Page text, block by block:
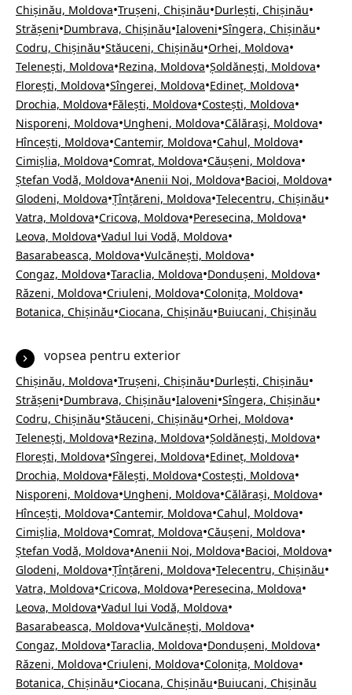
Chișinău, Moldova•Trușeni, Chișinău•Durlești, Chișinău•
Strășeni•Dumbrava, Chișinău•Ialoveni•Sîngera, Chișinău•
Codru, Chișinău•Stăuceni, Chișinău•Orhei, Moldova•
Telenești, Moldova•Rezina, Moldova•Șoldănești, Moldova•
Florești, Moldova•Sîngerei, Moldova•Edineț, Moldova•
Drochia, Moldova•Fălești, Moldova•Costești, Moldova•
Nisporeni, Moldova•Ungheni, Moldova•Călărași, Moldova•
Hîncești, Moldova•Cantemir, Moldova•Cahul, Moldova•
Cimișlia, Moldova•Comrat, Moldova•Căușeni, Moldova•
Ștefan Vodă, Moldova•Anenii Noi, Moldova•Bacioi, Moldova•
Glodeni, Moldova•Țînțăreni, Moldova•Telecentru, Chișinău•
Vatra, Moldova•Cricova, Moldova•Peresecina, Moldova•
Leova, Moldova•Vadul lui Vodă, Moldova•
Basarabeasca, Moldova•Vulcănești, Moldova•
Congaz, Moldova•Taraclia, Moldova•Dondușeni, Moldova•
Răzeni, Moldova•Criuleni, Moldova•Colonița, Moldova•
Botanica, Chișinău•Ciocana, Chișinău•Buiucani, Chișinău
vopsea pentru exterior
Chișinău, Moldova•Trușeni, Chișinău•Durlești, Chișinău•
Strășeni•Dumbrava, Chișinău•Ialoveni•Sîngera, Chișinău•
Codru, Chișinău•Stăuceni, Chișinău•Orhei, Moldova•
Telenești, Moldova•Rezina, Moldova•Șoldănești, Moldova•
Florești, Moldova•Sîngerei, Moldova•Edineț, Moldova•
Drochia, Moldova•Fălești, Moldova•Costești, Moldova•
Nisporeni, Moldova•Ungheni, Moldova•Călărași, Moldova•
Hîncești, Moldova•Cantemir, Moldova•Cahul, Moldova•
Cimișlia, Moldova•Comrat, Moldova•Căușeni, Moldova•
Ștefan Vodă, Moldova•Anenii Noi, Moldova•Bacioi, Moldova•
Glodeni, Moldova•Țînțăreni, Moldova•Telecentru, Chișinău•
Vatra, Moldova•Cricova, Moldova•Peresecina, Moldova•
Leova, Moldova•Vadul lui Vodă, Moldova•
Basarabeasca, Moldova•Vulcănești, Moldova•
Congaz, Moldova•Taraclia, Moldova•Dondușeni, Moldova•
Răzeni, Moldova•Criuleni, Moldova•Colonița, Moldova•
Botanica, Chișinău•Ciocana, Chișinău•Buiucani, Chișinău